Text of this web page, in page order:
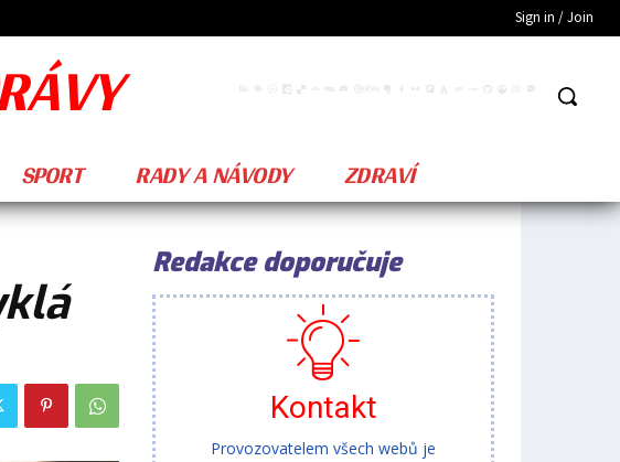
Sign in / Join
SPORT RADY A NÁVODY ZDRAVÍ
Redakce doporučuje
Kontakt
Provozovatelem všech webů je